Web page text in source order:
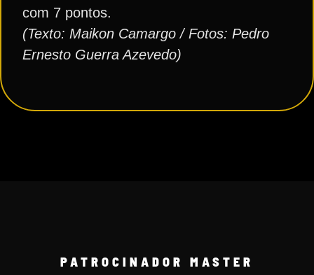
com 7 pontos.
(Texto: Maikon Camargo / Fotos: Pedro
Ernesto Guerra Azevedo)
PATROCINADOR MASTER